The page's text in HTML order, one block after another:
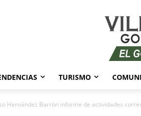
TURISMO
Hernández Barrón informe de actividades